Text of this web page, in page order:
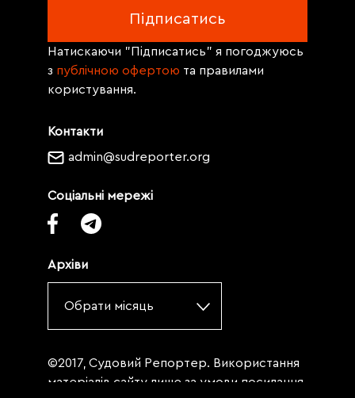
Контакти
admin@sudreporter.org
Соціальні мережі
Архіви
Обрати місяць
Натискаючи "Підписатись" я погоджуюсь
з публічною офертою та правилами
користування.
©2017, Судовий Репортер. Використання
матеріалів сайту лише за умови посилання